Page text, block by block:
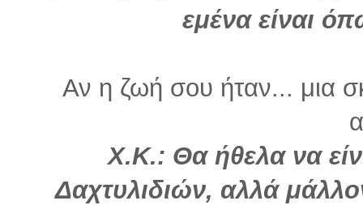
εμένα είναι
Αν η ζωή σου ήταν... μια
Χ.Κ.: Θα ήθελα να
Δαχτυλιδιών, αλλά